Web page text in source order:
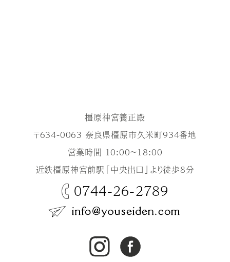
橿原神宮養正殿
〒634-0063 奈良県橿原市久米町934番地
営業時間 10:00～18:00
近鉄橿原神宮前駅「中央出口」より徒歩8分
0744-26-2789